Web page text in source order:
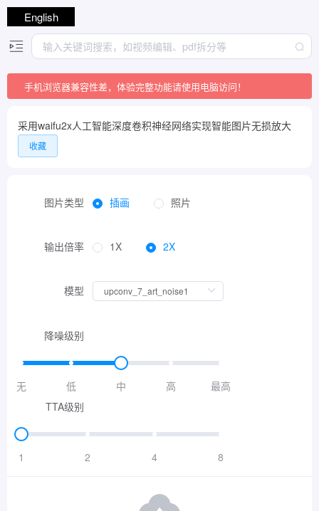
English
手机浏览器兼容性差，体验完整功能请使用电脑访问！
采用waifu2x人工智能深度卷积神经网络实现智能图片无损放大
收藏
图片类型 插画 照片
输出倍率 1X 2X
模型
降噪级别
无 低 中 高
最高
TTA级别
1 2 4 8